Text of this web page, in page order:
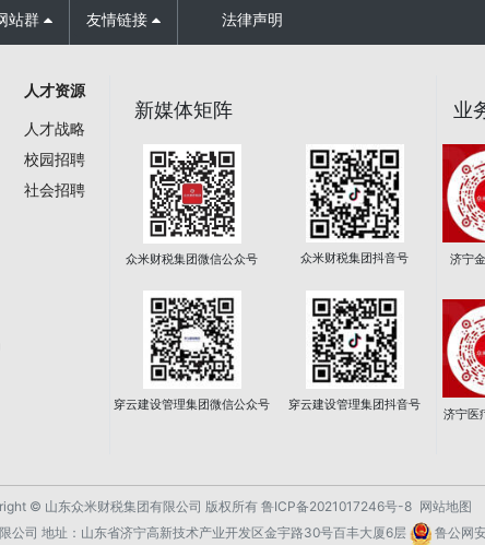
站群 友情链接 法律声明
人才资源
人才战略
校园招聘
社会招聘
新媒体矩阵
众米财税集团微信公众号 众米财税集团抖音号
穿云建设管理集团微信公众号 穿云建设管理集团抖音号
业
济宁
济宁医
© 山东众米财税集团有限公司 版权所有 鲁ICP备2021017246号-8 网站地图
公司 地址：⼭东省济宁⾼新技术产业开发区⾦宇路30号百丰⼤厦6层
鲁公网